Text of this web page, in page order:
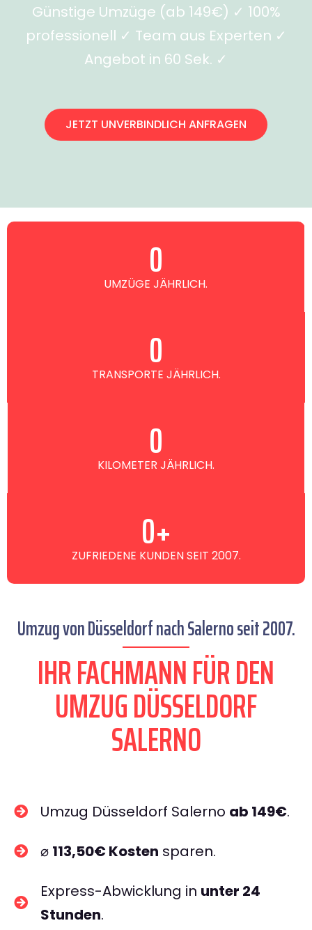
Günstige Umzüge (ab 149€) ✓ 100%
professionell ✓ Team aus Experten ✓
Angebot in 60 Sek. ✓
JETZT UNVERBINDLICH ANFRAGEN
UMZÜGE JÄHRLICH.
0
TRANSPORTE JÄHRLICH.
0
KILOMETER JÄHRLICH.
0
ZUFRIEDENE KUNDEN SEIT 2007.
0+
Umzug von Düsseldorf nach Salerno seit 2007.
IHR FACHMANN FÜR DEN
UMZUG DÜSSELDORF
SALERNO
Umzug Düsseldorf Salerno ab 149€.
⌀ 113,50€ Kosten sparen.
Express-Abwicklung in unter 24
Stunden.